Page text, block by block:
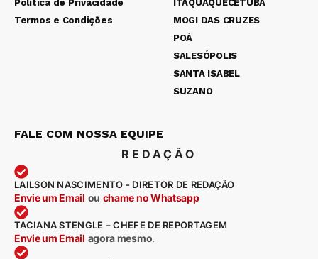
Política de Privacidade
Termos e Condições
ITAQUAQUECETUBA
MOGI DAS CRUZES
POÁ
SALESÓPOLIS
SANTA ISABEL
SUZANO
FALE COM NOSSA EQUIPE
REDAÇÃO
LAILSON NASCIMENTO - DIRETOR DE REDAÇÃO
Envie um Email ou chame no Whatsapp
TACIANA STENGLE – CHEFE DE REPORTAGEM
Envie um Email agora mesmo.